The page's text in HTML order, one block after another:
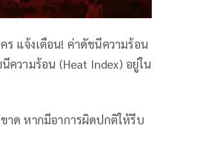
แจ้งเตือน! ค่าดัชนีความร้อน
วามร้อน (Heat Index) อยู่ใน
าด หากมีอาการผิดปกติให้รีบ